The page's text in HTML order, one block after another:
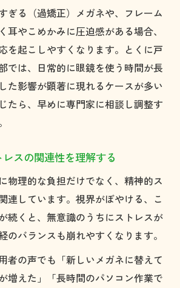
ぎる（過矯正）メガネや、フレーム
耳やこめかみに圧迫感がある場合、
を起こしやすくなります。とくに戸
では、日常的に眼鏡を使う時間が長
た影響が顕著に現れるケースが多い
たら、早めに専門家に相談し調整す
スの関連性を理解する
物理的な負担だけでなく、精神的ス
連しています。視界がぼやける、こ
続くと、無意識のうちにストレスが
のバランスも崩れやすくなります。
者の声でも「新しいメガネに替えて
増えた」「長時間のパソコン作業で